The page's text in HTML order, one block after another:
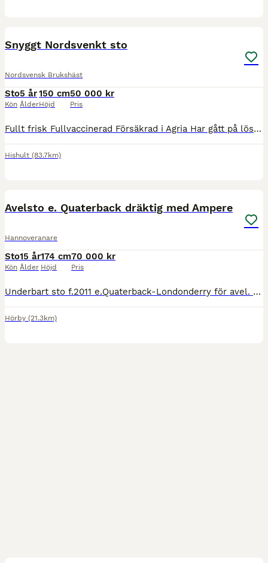
Snyggt Nordsvenkt sto
Nordsvensk Brukshäst
Sto
Kön
5 år
Ålder
150 cm
Höjd
50 000 kr
Pris
Fullt frisk Fullvaccinerad Försäkrad i Agria Har gått på lösdrift hos oss. Alltid i stora hagar. Tränat tömkörning men inte inkörd Sutten på men inte inriden Akleja är inte helt bekväm med "läskiga"
Hishult (83.7km)
Avelsto e. Quaterback dräktig med Ampere
Hannoveranare
Sto
Kön
15 år
Ålder
174 cm
Höjd
70 000 kr
Pris
Underbart sto f.2011 e.Quaterback-Londonderry för avel. Dräktig med Ampere. Har tävlat msvb på 70% innan en skada satte stopp för karriären. Trauma som hände i hagen. Står i dag på lösdrift. Snäll i a
Hörby (21.3km)